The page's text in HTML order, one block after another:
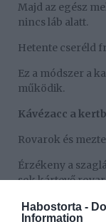
Habostorta -
Information
Majd az egész
nincs láb alatt.
Hetente cseréld
Ez a módszer a
működik.
Kávézacc a
Rovarok és
Érzékeny a
sok kártevő
majd a kertedet,